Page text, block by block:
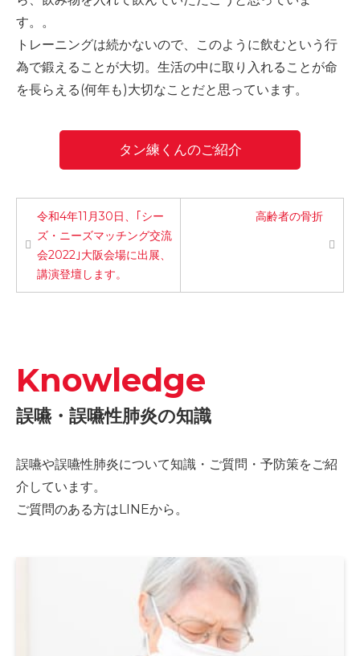
す。。
トレーニングは続かないので、このように飲むという行
為で鍛えることが大切。生活の中に取り入れることが命
を長らえる(何年も)大切なことだと思っています。
タン練くんのご紹介
令和4年11月30日、｢シー
ズ・ニーズマッチング交流
会2022｣大阪会場に出展、
講演登壇します。
高齢者の骨折
Knowledge
誤嚥・誤嚥性肺炎の知識
誤嚥や誤嚥性肺炎について知識・ご質問・予防策をご紹
介しています。
ご質問のある方はLINEから。